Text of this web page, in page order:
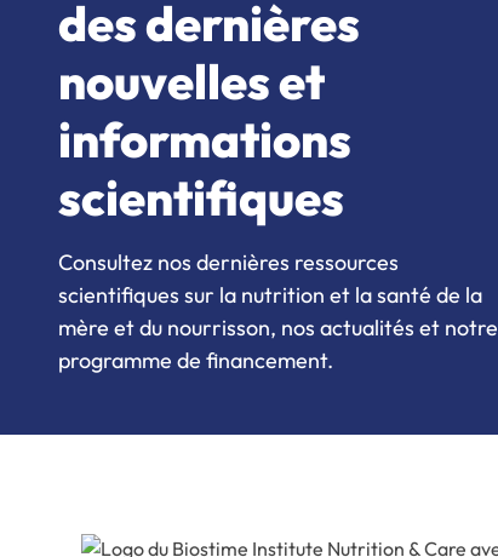
des dernières
nouvelles et
informations
scientifiques
Consultez nos dernières ressources
scientifiques sur la nutrition et la santé de la
mère et du nourrisson, nos actualités et notre
programme de financement.